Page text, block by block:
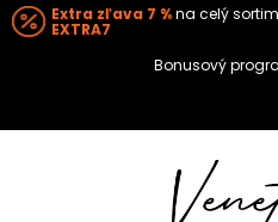
Extra zľava 7 %na celý
EXTRA7
Bonusový